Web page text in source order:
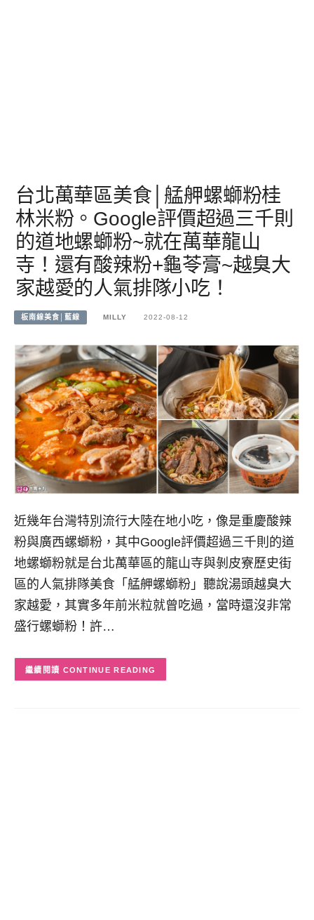
台北萬華區美食│艋舺螺螄粉桂
林米粉。Google評價超過三千則
的道地螺螄粉~就在萬華龍山
寺！還有酸辣粉+龜苓膏~越臭大
家越愛的人氣排隊小吃！
板南線美食│藍線 MILLY 2022-08-12
近幾年台灣特別流行大陸在地小吃，像是重慶酸辣
粉與廣西螺螄粉，其中Google評價超過三千則的道
地螺螄粉就是台北萬華區的龍山寺與剝皮寮歷史街
區的人氣排隊美食「艋舺螺螄粉」聽說湯頭越臭大
家越愛，其實多年前米粒就曾吃過，當時還沒非常
盛行螺螄粉！許…
CONTINUE READING